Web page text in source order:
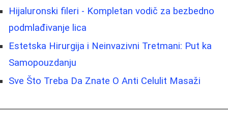
Hijaluronski fileri - Kompletan vodič za bezbedno
podmlađivanje lica
Estetska Hirurgija i Neinvazivni Tretmani: Put ka
Samopouzdanju
Sve Što Treba Da Znate O Anti Celulit Masaži